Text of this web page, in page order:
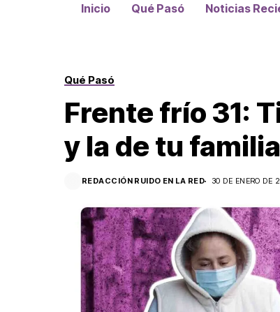
Inicio Qué Pasó Noticias
Qué Pasó
Frente frío 31:
y la de tu familia
REDACCIÓN RUIDO EN LA RED 30 DE ENERO DE